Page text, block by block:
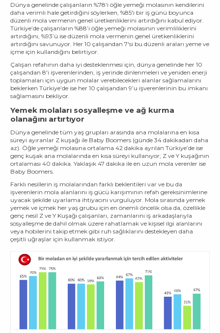
Dünya genelinde çalışanların %78'i öğle yemeği molasının kendilerini
daha verimli hale getirdiğini söylerken, %85'i bir iş günü boyunca
düzenli mola vermenin genel üretkenliklerini artırdığını kabul ediyor.
Türkiye’de çalışanların %88’i öğle yemeği molasının verimliliklerini
artırdığını, %93’ü ise düzenli mola vermenin genel üretkenliklerini
artırdığını savunuyor. Her 10 çalışandan 7'si bu düzenli araları yeme ve
içme için kullandığını belirtiyor.
Çalışan refahının daha iyi desteklenmesi için, dünya genelinde her 10
çalışandan 8'i işverenlerinden, iş yerinde dinlenmeleri ve yeniden enerji
toplamaları için uygun molalar verebilecekleri alanlar sağlamalarını
beklerken Türkiye’de ise her 10 çalışandan 9’u işverenlerinin bu imkanı
sağlamasını bekliyor.
Yemek molaları sosyalleşme ve ağ kurma
olanağını artırtıyor
Dünya genelinde tüm yaş grupları arasında ana molalarına en kısa
süreyi ayıranlar Z kuşağı ile Baby Boomers (günde 34 dakikadan daha
az). Öğle yemeği molasına ortalama 42 dakika ayrılan Türkiye’de ise
genç kuşak ana molalarında en kısa süreyi kullanıyor; Z ve Y kuşağının
ortalaması 40 dakika. Yaklaşık 47 dakika ile en uzun mola verenler ise
Baby Boomers.
Farklı nesillerin iş molalarından farklı beklentileri var ve bu da
işverenlerin mola alanlarını iş gücü karışımının refah gereksinimlerine
uyacak şekilde uyarlama ihtiyacını vurguluyor. Mola sırasında yemek
yemek ve içmek her yaş grubu için en önemli öncelik olsa da, özellikle
genç nesil Z ve Y Kuşağı çalışanları, zamanlarını iş arkadaşlarıyla
sosyalleşme de dahil olmak üzere rahatlamak ve kişisel ilgi alanlarını
veya hobilerini takip etmek gibi ruh sağlıklarını destekleyen daha
çeşitli uğraşlar için kullanmak istiyor.